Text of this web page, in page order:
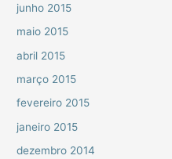
junho 2015
maio 2015
abril 2015
março 2015
fevereiro 2015
janeiro 2015
dezembro 2014